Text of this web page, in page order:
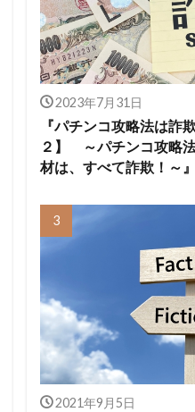
2023年7月31日
『パチンコ攻略法は詐
２】 ～パチンコ攻略
材は、すべて詐欺！～
2021年9月5日